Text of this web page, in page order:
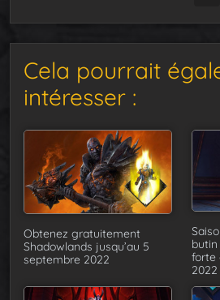
Cela pourrait
intéresser :
Obtenez gratuitement
Shadowlands jusqu’au 5
septembre 2022
forte
2022